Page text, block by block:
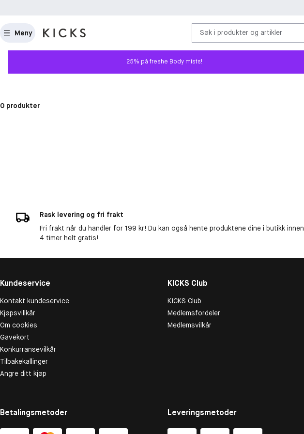
Meny Søk i produkter og artikler
25% på freshe Body mists!
0 produkter
Rask levering og fri frakt
Fri frakt når du handler for 199 kr! Du kan også hente produktene dine i butikk innen
4 timer helt gratis!
Kundeservice
Kontakt kundeservice
Kjøpsvillkår
Om cookies
Gavekort
Konkurransevilkår
Tilbakekallinger
Angre ditt kjøp
KICKS Club
KICKS Club
Medlemsfordeler
Medlemsvilkår
Betalingsmetoder Leveringsmetoder